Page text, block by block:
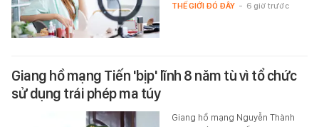
THẾ GIỚI ĐÓ ĐÂY - 6 giờ trước
Giang hồ mạng Tiến 'bịp' lĩnh 8 năm tù vì tổ chức
sử dụng trái phép ma túy
Giang hồ mạng Nguyễn Thành